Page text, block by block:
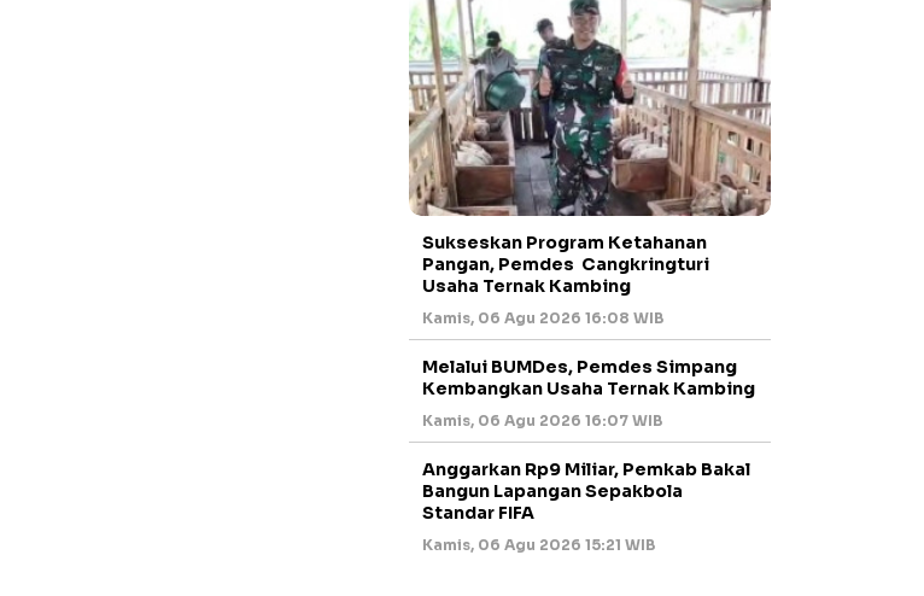
Sukseskan Program Ketahanan
Pangan, Pemdes Cangkringturi
Usaha Ternak Kambing
Kamis, 06 Agu 2026 16:08 WIB
Melalui BUMDes, Pemdes Simpang
Kembangkan Usaha Ternak Kambing
Kamis, 06 Agu 2026 16:07 WIB
Anggarkan Rp9 Miliar, Pemkab Bakal
Bangun Lapangan Sepakbola
Standar FIFA
Kamis, 06 Agu 2026 15:21 WIB